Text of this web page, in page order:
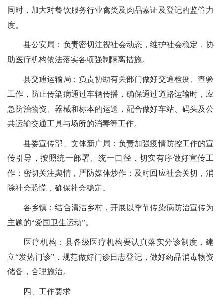
同时，加大对餐饮服务行业禽类及肉品索证及登记的监管力
度。
县公安局：负责密切注视社会动态，维护社会稳定，协
助医疗机构依法落实各项强制隔离措施。
县交通运输局：负责协助有关部门做好交通检疫、查验
工作，防止传染病通过车辆传播，确保通过道路运输时，应
急防治物资、器械和标本的运送，配合做好车站、码头及公
共运输交通工具与场所的消毒等工作。
县委宣传部、文体新广局：负责加强疫情防控工作的宣
传引导，按照统一部署、统一口径，切实有序做好宣传工
作；密切关注舆情，严防媒体炒作；及时回应社会关切，消
除社会恐慌，确保社会稳定。
各乡镇：结合清洁乡村，开展以季节传染病防治宣传为
主题的“爱国卫生运动”。
医疗机构：县各级医疗机构要认真落实分诊制度，建
立“发热门诊”，规范做好门诊日志登记，做好药品消毒物资
储备，合理施治。
四、工作要求